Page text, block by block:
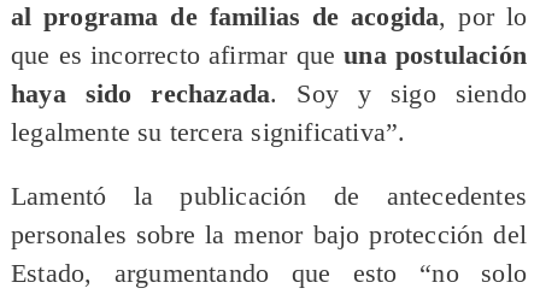
al programa de familias de acogida, por lo
que es incorrecto afirmar queuna postulación
haya sido rechazada. Soy y sigo siendo
legalmente su tercera significativa”.
Lamentó la publicación de antecedentes
personales sobre la menor bajo protección del
Estado, argumentando que esto “no solo